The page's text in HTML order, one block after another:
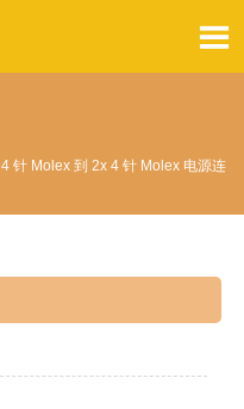

4 针 Molex 到 2x 4 针 Molex 电源连